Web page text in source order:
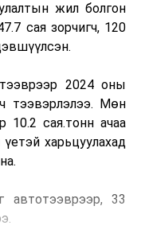
жил болгон
сая зорчигч, 120
2024 оны
тээвэрлэлээ. Мөн
10.2 сая.тонн ачаа
харьцуулахад
автотээврээр, 33